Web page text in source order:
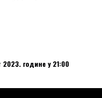
године у 21:00